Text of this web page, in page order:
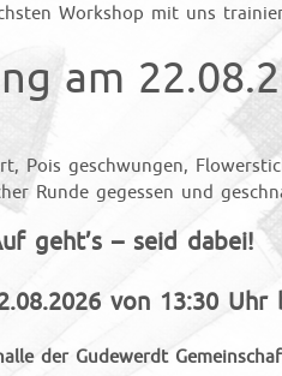
Workshop mit uns
am
Pois geschwungen,
Runde gegessen und
geht’s – seid dabei!
von 13:30
der Gudewerdt